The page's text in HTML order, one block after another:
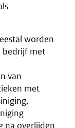
worden
bedrijf met
van
met
na overlijden